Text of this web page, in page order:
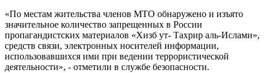
«По местам жительства членов МТО обнаружено и изъято
значительное количество запрещенных в России
пропагандистских материалов «Хизб ут- Тахрир аль-Ислами»,
средств связи, электронных носителей информации,
использовавшихся ими при ведении террористической
деятельности», - отметили в службе безопасности.